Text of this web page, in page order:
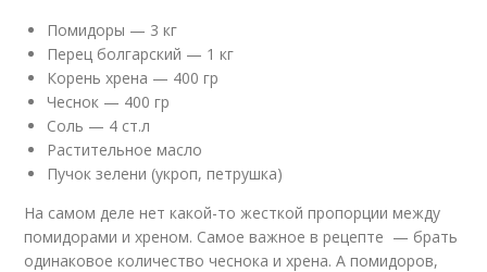
Помидоры — 3 кг
Перец болгарский — 1 кг
Корень хрена — 400 гр
Чеснок — 400 гр
Соль — 4 ст.л
Растительное масло
Пучок зелени (укроп, петрушка)
На самом деле нет какой-то жесткой пропорции между
помидорами и хреном. Самое важное в рецепте — брать
одинаковое количество чеснока и хрена. А помидоров,